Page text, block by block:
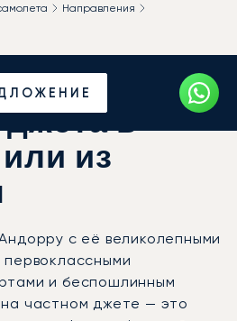
Направления
аренду
джета в
из
с её великолепными
и беспошлинным
частном джете — это